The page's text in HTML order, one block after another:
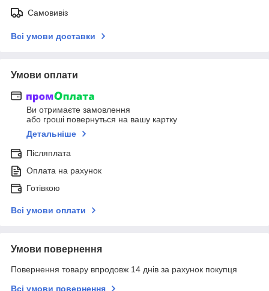
Самовивіз
Всі умови доставки
Умови оплати
Ви отримаєте замовлення
або гроші повернуться на вашу картку
Детальніше
Післяплата
Оплата на рахунок
Готівкою
Всі умови оплати
Умови повернення
Повернення товару впродовж 14 днів за рахунок покупця
Всі умови повернення